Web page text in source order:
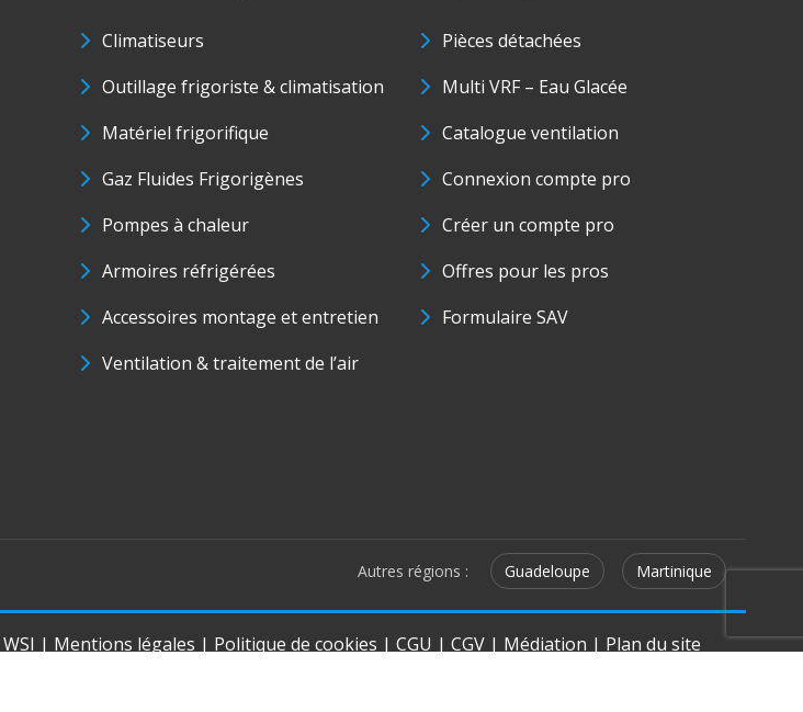
Climatiseurs
Outillage frigoriste & climatisation
Matériel frigorifique
Gaz Fluides Frigorigènes
Pompes à chaleur
Armoires réfrigérées
Accessoires montage et entretien
Ventilation & traitement de l’air
Pièces détachées
Multi VRF – Eau Glacée
Catalogue ventilation
Connexion compte pro
Créer un compte pro
Offres pour les pros
Formulaire SAV
Autres régions : Guadeloupe Martinique
WSI | Mentions légales | Politique de cookies | CGU | CGV | Médiation | Plan du site